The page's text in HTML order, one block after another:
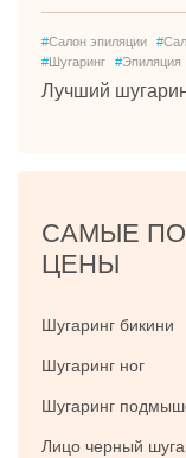
#Салон эпиляции #
#Шугаринг #Эпиляция
Лучший
САМЫЕ
ЦЕНЫ
Шугаринг бикини
Шугаринг ног
Шугаринг
Лицо черный